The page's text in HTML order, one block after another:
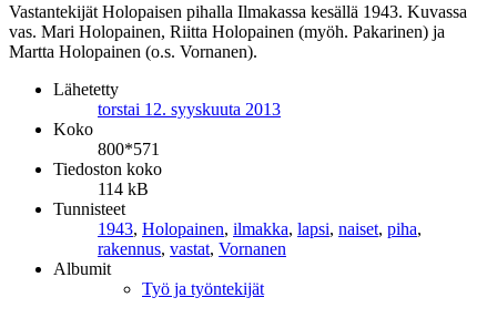
Vastantekijät Holopaisen pihalla Ilmakassa kesällä 1943. Kuvassa
vas. Mari Holopainen, Riitta Holopainen (myöh. Pakarinen) ja
Martta Holopainen (o.s. Vornanen).
Lähetetty
torstai 12. syyskuuta 2013
Koko
800*571
Tiedoston koko
114 kB
Tunnisteet
1943, Holopainen, ilmakka, lapsi, naiset, piha,
rakennus, vastat, Vornanen
Albumit
Työ ja työntekijät